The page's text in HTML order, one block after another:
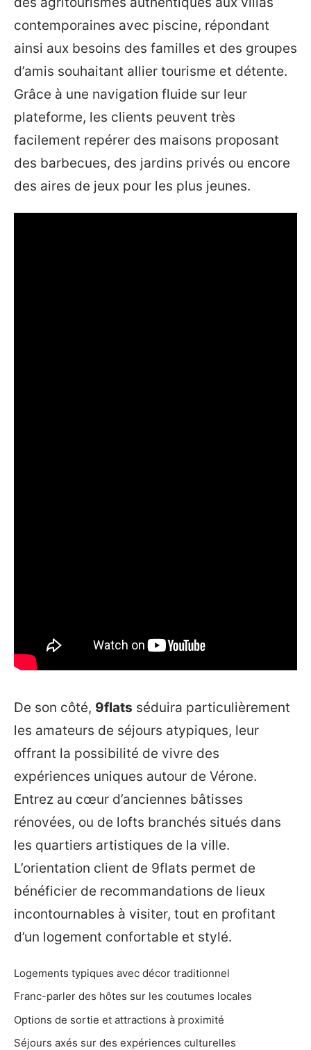
contemporaines avec piscine, répondant
ainsi aux besoins des familles et des groupes
d’amis souhaitant allier tourisme et détente.
Grâce à une navigation fluide sur leur
plateforme, les clients peuvent très
facilement repérer des maisons proposant
des barbecues, des jardins privés ou encore
des aires de jeux pour les plus jeunes.
De son côté, 9flats séduira particulièrement
les amateurs de séjours atypiques, leur
offrant la possibilité de vivre des
expériences uniques autour de Vérone.
Entrez au cœur d’anciennes bâtisses
rénovées, ou de lofts branchés situés dans
les quartiers artistiques de la ville.
L’orientation client de 9flats permet de
bénéficier de recommandations de lieux
incontournables à visiter, tout en profitant
d’un logement confortable et stylé.
Logements typiques avec décor traditionnel
Franc-parler des hôtes sur les coutumes locales
Options de sortie et attractions à proximité
Séjours axés sur des expériences culturelles